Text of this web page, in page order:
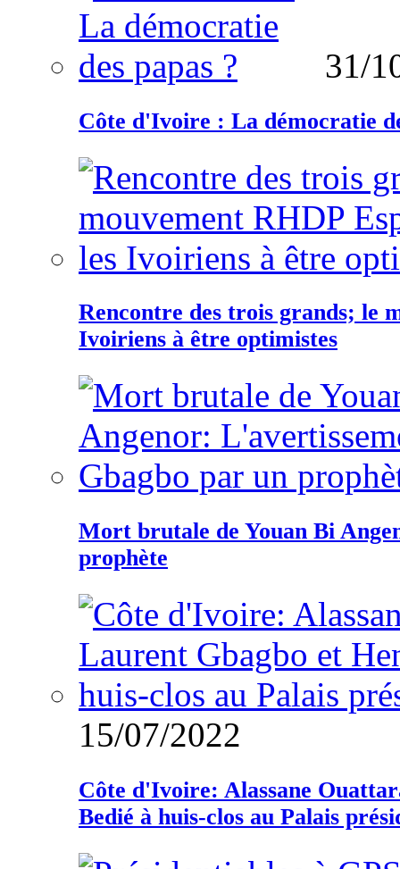
31/
Côte d'Ivoire : La démocratie
Rencontre des trois grands; le
Ivoiriens à être optimistes
Mort brutale de Youan Bi
prophète
15/07/2022
Côte d'Ivoire: Alassane
Bedié à huis-clos au Palais